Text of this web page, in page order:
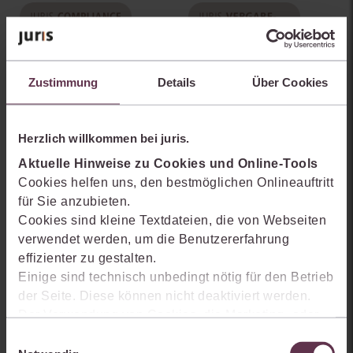
Zustimmung Details Über Cookies
Herzlich willkommen bei juris.
Aktuelle Hinweise zu Cookies und Online-Tools
Cookies helfen uns, den bestmöglichen Onlineauftritt
für Sie anzubieten.
Cookies sind kleine Textdateien, die von Webseiten
verwendet werden, um die Benutzererfahrung
effizienter zu gestalten.
Einige sind technisch unbedingt nötig für den Betrieb
der Seite. Diese können nicht deaktiviert werden.
Der Verwendung von Cookies, die Marketing- oder
juris Compliance Premium
juris Vergaberecht